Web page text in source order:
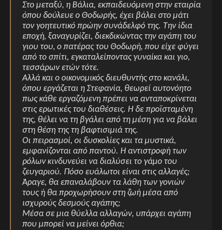
Στο μεταξύ, η Βάλια, εκπαιδευόμενη στην εταιρία
όπου δούλευε ο Θοδωρής, έχει βάλει στο μάτι
τον γοητευτικό πρώην συνάδελφό της. Την ίδια
εποχή, ξαναγυρίζει, διεκδικώντας την αγάπη του
γιου του, ο πατέρας του Θοδωρή, που είχε φύγει
από το σπίτι, εγκαταλείποντας γυναίκα και γιο,
τεσσάρων ετών τότε.
Αλλά και ο οικονομικός διευθυντής στο κανάλι,
όπου εργάζεται η Στεφανία, θεωρεί αυτονόητο
πως κάθε εργαζόμενη πρέπει να ανταποκρίνεται
στις ερωτικές του διαθέσεις. Η δε προϊσταμένη
της, θέλει να τη βγάλει από τη μέση για να βάλει
στη θέση της τη βαφτισιμιά της.
Οι πειρασμοί, οι δυσκολίες και τα μυστικά,
εμφανίζονται από παντού. Η αντιστροφή των
ρόλων κινδυνεύει να διαλύσει το γάμο του
ζευγαριού. Πόσο ευάλωτοι είναι στις αλλαγές;
Άραγε, θα επαναλάβουν τα λάθη των γονιών
τους ή θα προχωρήσουν στη ζωή μέσα από
ισχυρούς δεσμούς αγάπης;
Μέσα σε μια θύελλα αλλαγών, υπάρχει αγάπη
που μπορεί να μείνει όρθια;